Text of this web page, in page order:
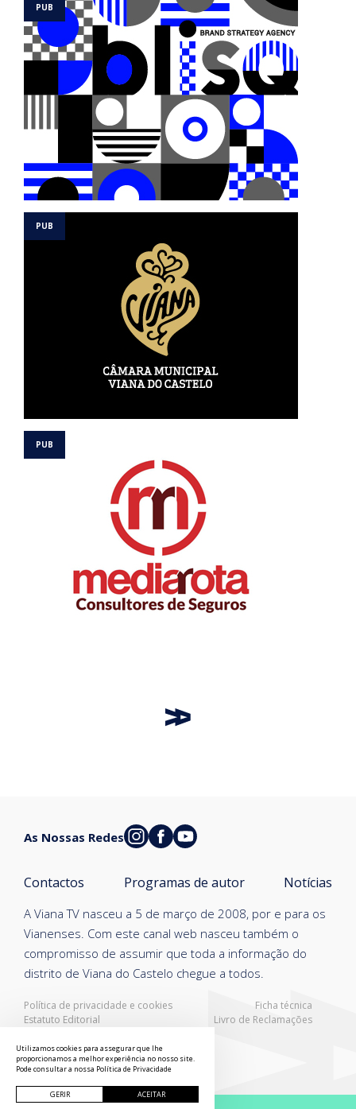
Política de privacidade e cookies
Ficha técnica
Estatuto Editorial
Livro de Reclamações
A Viana TV nasceu a 5 de março de 2008, por e para os
Vianenses. Com este canal web nasceu também o
compromisso de assumir que toda a informação do
distrito de Viana do Castelo chegue a todos.
Contactos Programas de autor Notícias
As Nossas Redes
Utilizamos cookies para assegurar que lhe
proporcionamos a melhor experiência no nosso site.
Pode consultar a nossa Política de Privacidade
GERIR ACEITAR